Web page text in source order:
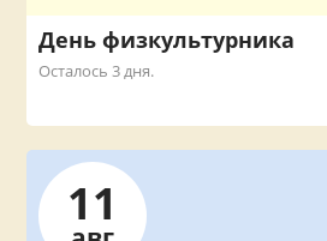
День физкультурника
Осталось 3 дня.
11